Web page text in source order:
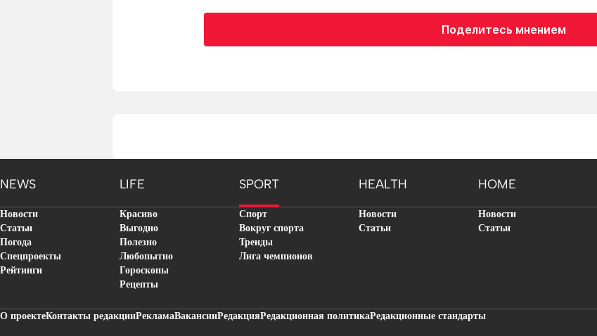
Поделитесь мнением
NEWS LIFE SPORT HEALTH HOME
Новости
Статьи
Погода
Спецпроекты
Рейтинги
Красиво
Выгодно
Полезно
Любопытно
Гороскопы
Рецепты
Спорт
Вокруг спорта
Тренды
Лига чемпионов
Новости
Статьи
Новости
Статьи
О проектеКонтакты редакцииРекламаВакансииРедакцияРедакционная политикаРедакционные стандарты